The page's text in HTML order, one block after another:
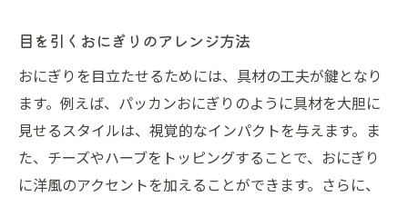
目を引くおにぎりのアレンジ方法
おにぎりを目立たせるためには、具材の工夫が鍵となり
ます。例えば、パッカンおにぎりのように具材を大胆に
見せるスタイルは、視覚的なインパクトを与えます。ま
た、チーズやハーブをトッピングすることで、おにぎり
に洋風のアクセントを加えることができます。さらに、